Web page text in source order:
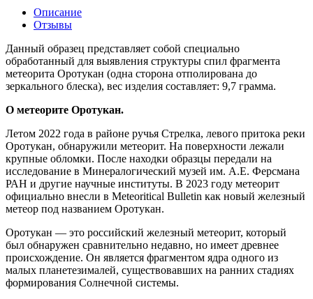
Описание
Отзывы
Данный образец представляет собой специально
обработанный для выявления структуры спил фрагмента
метеорита Оротукан (одна сторона отполирована до
зеркального блеска), вес изделия составляет: 9,7 грамма.
‎О метеорите Оротукан.
‎Летом 2022 года в районе ручья Стрелка, левого притока реки
Оротукан, обнаружили метеорит. На поверхности лежали
крупные обломки. После находки образцы передали на
исследование в Минералогический музей им. А.Е. Ферсмана
РАН и другие научные институты. В 2023 году метеорит
официально внесли в Meteoritical Bulletin как новый железный
метеор под названием Оротукан.
Оротукан — это российский железный метеорит, который
был обнаружен сравнительно недавно, но имеет древнее
происхождение. Он является фрагментом ядра одного из
малых планетезималей, существовавших на ранних стадиях
формирования Солнечной системы.